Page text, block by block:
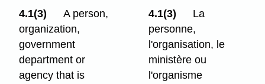
4.1(3)
A person,
organization,
government
department or
agency that is
4.1(3)
La
personne,
l'organisation, le
ministère ou
l'organisme